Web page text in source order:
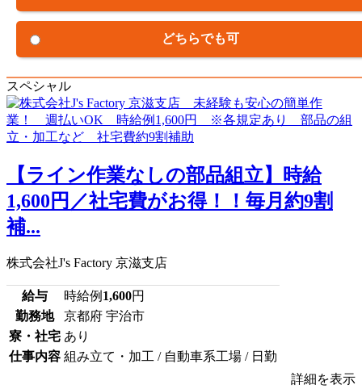
どちらでも可
スペシャル
【ライン作業なしの部品組立】時給
1,600円／社宅費がお得！！毎月約9割
補...
株式会社J's Factory 京滋支店
給与 時給例 1,600円
勤務地
京都府 宇治市
寮・社宅 あり
仕事内容 組み立て・加工 / 自動車系工場 / 日勤
詳細を表示